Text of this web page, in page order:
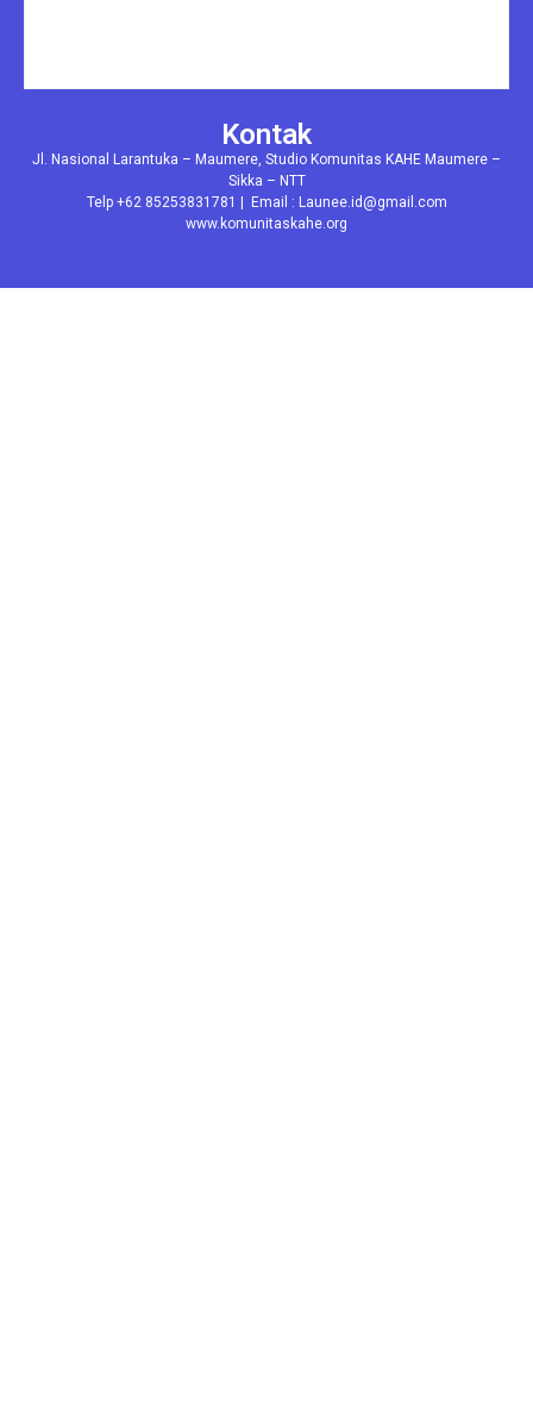
Kontak
Jl. Nasional Larantuka – Maumere, Studio Komunitas KAHE Maumere –
Sikka – NTT
Telp +62 85253831781 | Email : Launee.id@gmail.com
www.komunitaskahe.org